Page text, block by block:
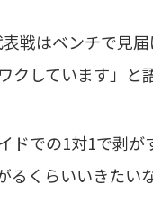
戦はベンチで見届
しています」と
ドでの1対1で剥
くらいいきたい